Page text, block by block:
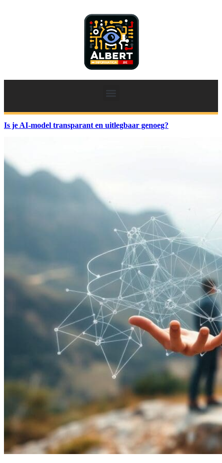
Is je AI-model transparant en uitlegbaar genoeg?